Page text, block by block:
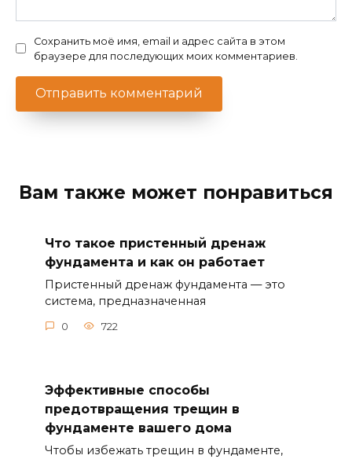
Сохранить моё имя, email и адрес сайта в этом
браузере для последующих моих комментариев.
Вам также может понравиться
Что такое пристенный дренаж
фундамента и как он работает
Пристенный дренаж фундамента — это
система, предназначенная
0 722
Эффективные способы
предотвращения трещин в
фундаменте вашего дома
Чтобы избежать трещин в фундаменте,